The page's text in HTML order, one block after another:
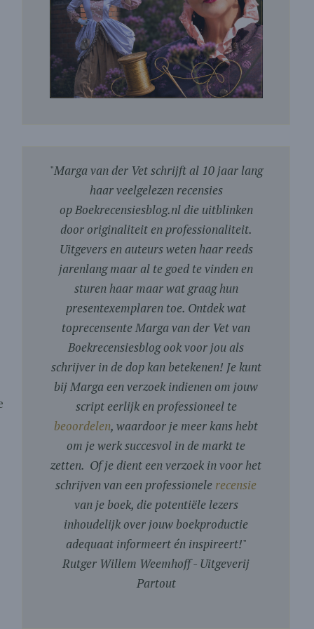
"Marga van der Vet schrijft al 10 jaar lang
haar veelgelezen recensies
op Boekrecensiesblog.nl die uitblinken
door originaliteit en professionaliteit.
Uitgevers en auteurs weten haar reeds
jarenlang maar al te goed te vinden en
sturen haar maar wat graag hun
presentexemplaren toe. Ontdek wat
toprecensente Marga van der Vet van
Boekrecensiesblog ook voor jou als
schrijver in de dop kan betekenen! Je kunt
bij Marga een verzoek indienen om jouw
script eerlijk en professioneel te
beoordelen, waardoor je meer kans hebt
om je werk succesvol in de markt te
zetten. Of je dient een verzoek in voor het
schrijven van een professionele recensie
van je boek, die potentiële lezers
inhoudelijk over jouw boekproductie
adequaat informeert én inspireert!"
Rutger Willem Weemhoff - Uitgeverij
Partout